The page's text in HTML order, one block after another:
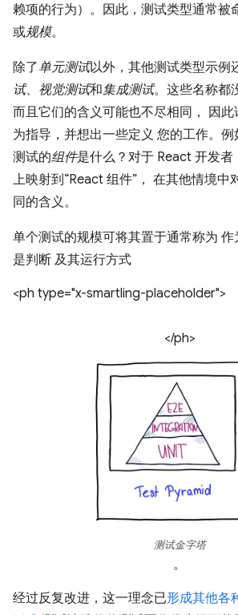
赖项的行为）。因此，测试类型通常被
或规模。
除了单元测试以外，其他测试类型示例
试、 视觉测试和集成测试。这些名称都
而且它们的含义可能也不尽相同， 因
为指导，并想出一些定义 您的工作。
测试的组件是什么？对于 React 开发
上映射到“React 组件”， 在其他情境中
同的含义。
单个测试的规模可将其置于通常称为 作
是判断 及其运行方式
<ph type="x-smartling-placeholder">
</ph>
测试金字塔
。
经过反复改进，这一理念已形成其他各